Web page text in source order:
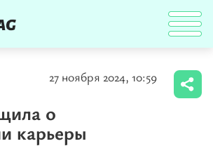
27 ноября 2024, 10:59
о
карьеры